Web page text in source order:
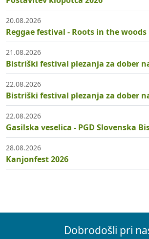
20.08.2026
Reggae festival - Roots in the woods
21.08.2026
Bistriški festival plezanja za dober
22.08.2026
Bistriški festival plezanja za dober
22.08.2026
Gasilska veselica - PGD Slovenska
28.08.2026
Kanjonfest 2026
Dobrodošli pri